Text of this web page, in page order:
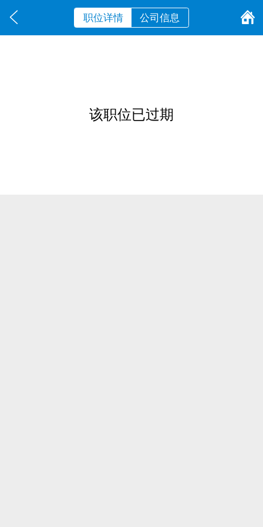
职位详情 公司信息
该职位已过期